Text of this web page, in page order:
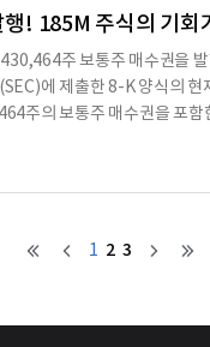
할 때 대리인에게 전자 메일
원을 면책하고 보호해야 한
.다섯째, 요크빌 증권의 연
러까지 지불할 것에 동의했
률에 따라 규율되며, 뉴욕
! 185M 주식의 기회
주 보통주 매수권을
에 제출한 8-K 양식의
주의 보통주 매수권을 포함
사의 자동 등록 명세서인
.2025년 5월 27일, 회사는
하기 위해 새로운 등록 명세
는 2025년 9월 22일에
1 2 3